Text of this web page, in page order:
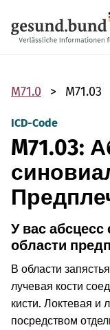
M71.0 M71.03
ICD-Code
M71.03:
У вас
области
В области
лучевая кости
кисти. Локтевая и
посредством